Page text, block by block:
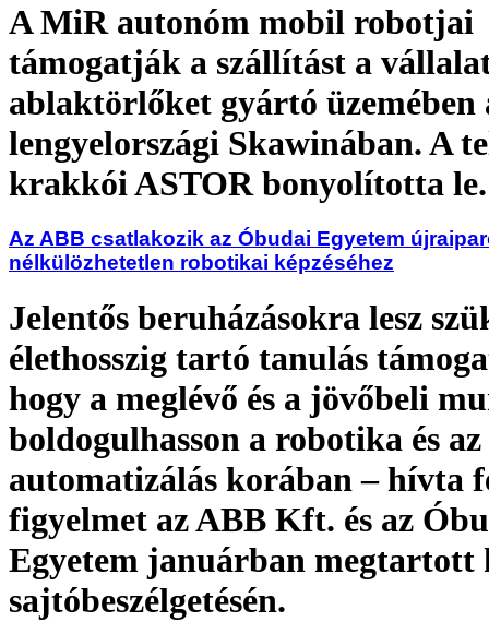
A MiR autonóm mobil robotjai
támogatják a szállítást a
ablaktörlőket gyártó üzemében
lengyelországi Skawinában. A
krakkói ASTOR bonyolította le.
Az ABB csatlakozik az Óbudai Egyetem
nélkülözhetetlen robotikai képzéséhez
Jelentős beruházásokra lesz
élethosszig tartó tanulás
hogy a meglévő és a jövőbeli
boldogulhasson a robotika és az
automatizálás korában – hívta
figyelmet az ABB Kft. és az
Egyetem januárban megtartott
sajtóbeszélgetésén.